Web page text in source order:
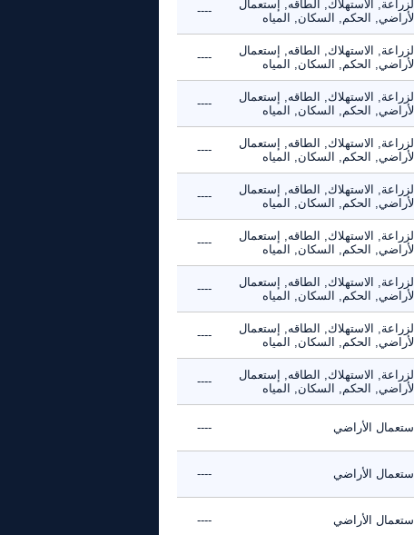
الزراعة, الاستهلاك, الطاقه, إستعمال
الأراضي, الحكم, السكان, المياه
----
الزراعة, الاستهلاك, الطاقه, إستعمال
الأراضي, الحكم, السكان, المياه
----
الزراعة, الاستهلاك, الطاقه, إستعمال
الأراضي, الحكم, السكان, المياه
----
الزراعة, الاستهلاك, الطاقه, إستعمال
الأراضي, الحكم, السكان, المياه
----
الزراعة, الاستهلاك, الطاقه, إستعمال
الأراضي, الحكم, السكان, المياه
----
الزراعة, الاستهلاك, الطاقه, إستعمال
الأراضي, الحكم, السكان, المياه
----
الزراعة, الاستهلاك, الطاقه, إستعمال
الأراضي, الحكم, السكان, المياه
----
الزراعة, الاستهلاك, الطاقه, إستعمال
الأراضي, الحكم, السكان, المياه
----
الزراعة, الاستهلاك, الطاقه, إستعمال
الأراضي, الحكم, السكان, المياه
----
إستعمال الأراضي ----
إستعمال الأراضي ----
إستعمال الأراضي ----